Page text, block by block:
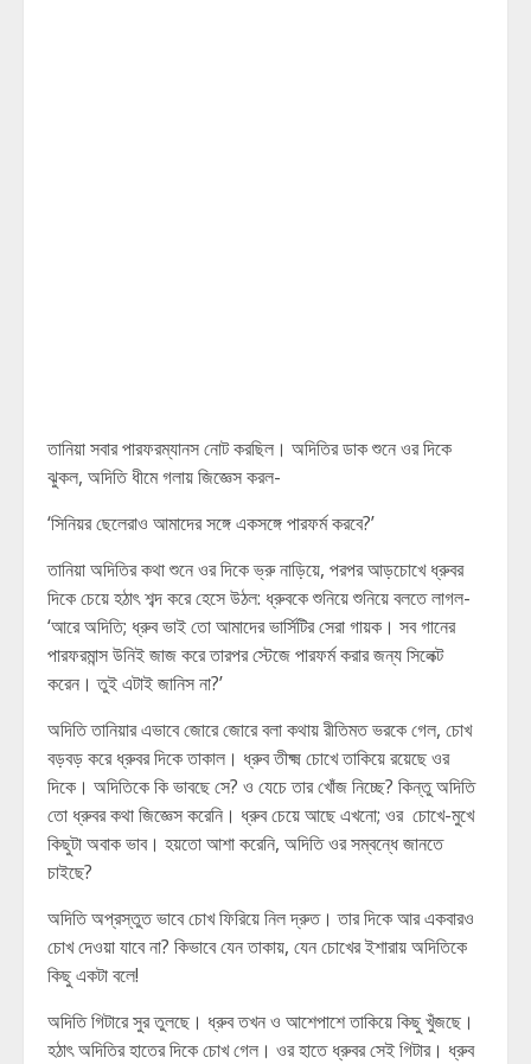
তানিয়া সবার পারফরম্যানস নোট করছিল। অদিতির ডাক শুনে ওর দিকে
ঝুকল, অদিতি ধীমে গলায় জিজ্ঞেস করল-
‘সিনিয়র ছেলেরাও আমাদের সঙ্গে একসঙ্গে পারফর্ম করবে?’
তানিয়া অদিতির কথা শুনে ওর দিকে ভ্রু নাড়িয়ে, পরপর আড়চোখে ধ্রুবর
দিকে চেয়ে হঠাৎ শব্দ করে হেসে উঠল: ধ্রুবকে শুনিয়ে শুনিয়ে বলতে লাগল-
‘আরে অদিতি; ধ্রুব ভাই তো আমাদের ভার্সিটির সেরা গায়ক। সব গানের
পারফরমান্স উনিই জাজ করে তারপর স্টেজে পারফর্ম করার জন্য সিলেক্ট
করেন। তুই এটাই জানিস না?’
অদিতি তানিয়ার এভাবে জোরে জোরে বলা কথায় রীতিমত ভরকে গেল, চোখ
বড়বড় করে ধ্রুবর দিকে তাকাল। ধ্রুব তীক্ষ্ম চোখে তাকিয়ে রয়েছে ওর
দিকে। অদিতিকে কি ভাবছে সে? ও যেচে তার খোঁজ নিচ্ছে? কিন্তু অদিতি
তো ধ্রুবর কথা জিজ্ঞেস করেনি। ধ্রুব চেয়ে আছে এখনো; ওর চোখে-মুখে
কিছুটা অবাক ভাব। হয়তো আশা করেনি, অদিতি ওর সম্বন্ধে জানতে
চাইছে?
অদিতি অপ্রস্তুত ভাবে চোখ ফিরিয়ে নিল দ্রুত। তার দিকে আর একবারও
চোখ দেওয়া যাবে না? কিভাবে যেন তাকায়, যেন চোখের ইশারায় অদিতিকে
কিছু একটা বলে!
অদিতি গিটারে সুর তুলছে। ধ্রুব তখন ও আশেপাশে তাকিয়ে কিছু খুঁজছে।
হঠাৎ অদিতির হাতের দিকে চোখ গেল। ওর হাতে ধ্রুবর সেই গিটার। ধ্রুব